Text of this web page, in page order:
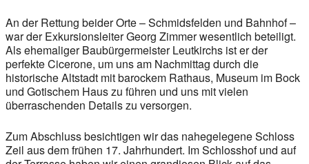
An der Rettung beider Orte – Schmidsfelden und Bahnhof –
war der Exkursionsleiter Georg Zimmer wesentlich beteiligt.
Als ehemaliger Baubürgermeister Leutkirchs ist er der
perfekte Cicerone, um uns am Nachmittag durch die
historische Altstadt mit barockem Rathaus, Museum im Bock
und Gotischem Haus zu führen und uns mit vielen
überraschenden Details zu versorgen.
Zum Abschluss besichtigen wir das nahegelegene Schloss
Zeil aus dem frühen 17. Jahrhundert. Im Schlosshof und auf